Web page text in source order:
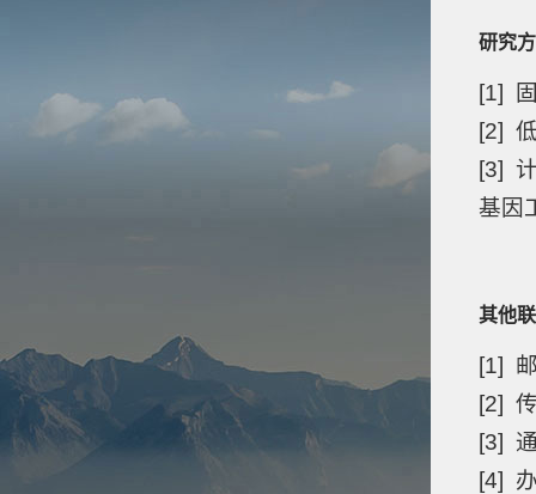
研究
[1]
[2]
[3]
基因
其他
[1]
[2]
[3]
[4]